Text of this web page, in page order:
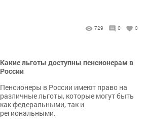
729 0 0
Какие льготы доступны пенсионерам в
России
Пенсионеры в России имеют право на
различные льготы, которые могут быть
как федеральными, так и
региональными.